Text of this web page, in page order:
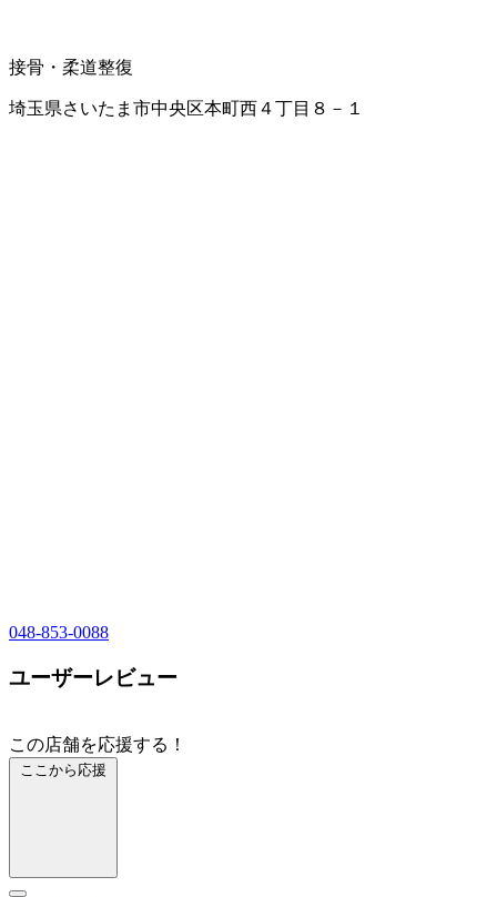
接骨・柔道整復
埼玉県さいたま市中央区本町西４丁目８－１
048-853-0088
ユーザーレビュー
この店舗を応援する！
ここから応援